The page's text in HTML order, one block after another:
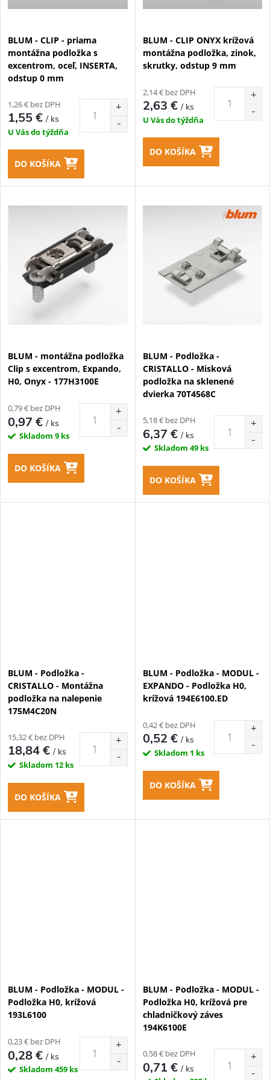
e
p
r
o
d
u
k
p
r
o
d
u
k
t
BLUM - CLIP - priama
montážna podložka s
excentrom, oceľ, INSERTA,
odstup 0 mm
1,26 € bez DPH
1,55 €/ ks
U Vás do týždňa
DO KOŠÍKA
BLUM - CLIP ONYX krížová
montážna podložka, zinok,
skrutky, odstup 9 mm
2,14 € bez DPH
2,63 €/ ks
U Vás do týždňa
DO KOŠÍKA
BLUM - montážna podložka
Clip s excentrom, Expando,
H0, Onyx - 177H3100E
0,79 € bez DPH
0,97 €/ ks
Skladom 9 ks
DO KOŠÍKA
BLUM - Podložka -
CRISTALLO - Misková
podložka na sklenené
dvierka 70T4568C
5,18 € bez DPH
6,37 €/ ks
Skladom 49 ks
DO KOŠÍKA
BLUM - Podložka -
CRISTALLO - Montážna
podložka na nalepenie
175M4C20N
15,32 € bez DPH
18,84 €/ ks
Skladom 12 ks
DO KOŠÍKA
BLUM - Podložka - MODUL -
EXPANDO - Podložka H0,
krížová 194E6100.ED
0,42 € bez DPH
0,52 €/ ks
Skladom 1 ks
DO KOŠÍKA
BLUM - Podložka - MODUL -
Podložka H0, krížová
193L6100
0,23 € bez DPH
0,28 €/ ks
Skladom 459 ks
BLUM - Podložka - MODUL -
Podložka H0, krížová pre
chladničkový záves
194K6100E
0,58 € bez DPH
0,71 €/ ks